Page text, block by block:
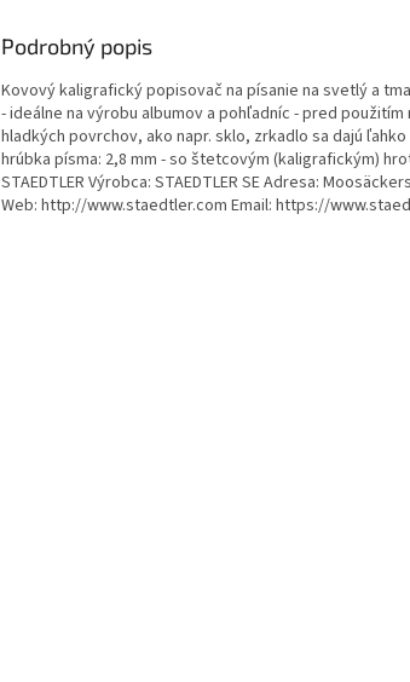
Podrobný popis
Kovový kaligrafický popisovač na písanie na svetlý a
- ideálne na výrobu albumov a pohľadníc - pred
hladkých povrchov, ako napr. sklo, zrkadlo sa dajú
hrúbka písma: 2,8 mm - so štetcovým (kaligrafickým)
STAEDTLER Výrobca: STAEDTLER SE Adresa:
Web: http://www.staedtler.com Email: https://